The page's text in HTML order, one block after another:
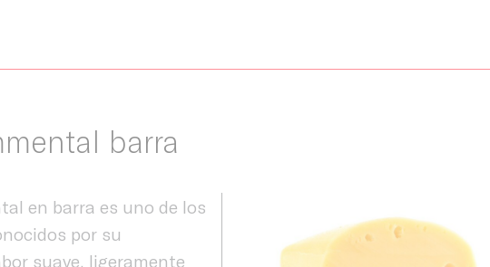
barra
en barra es uno de los
por su
suave, ligeramente